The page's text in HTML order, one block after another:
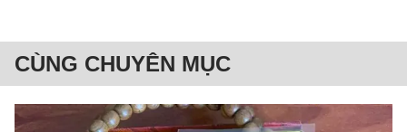
CÙNG CHUYÊN MỤC